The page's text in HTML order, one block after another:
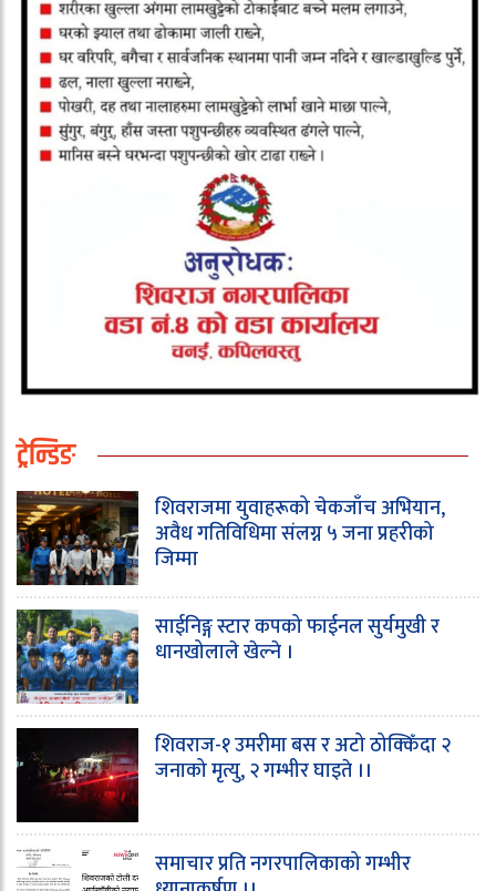
ट्रेन्डिङ
शिवराजमा युवाहरूको चेकजाँच अभियान,
अवैध गतिविधिमा संलग्न ५ जना प्रहरीको
जिम्मा
साईनिङ्ग स्टार कपको फाईनल सुर्यमुखी र
धानखोलाले खेल्ने ।
शिवराज-१ उमरीमा बस र अटो ठोक्किँदा २
जनाको मृत्यु, २ गम्भीर घाइते ।।
समाचार प्रति नगरपालिकाको गम्भीर